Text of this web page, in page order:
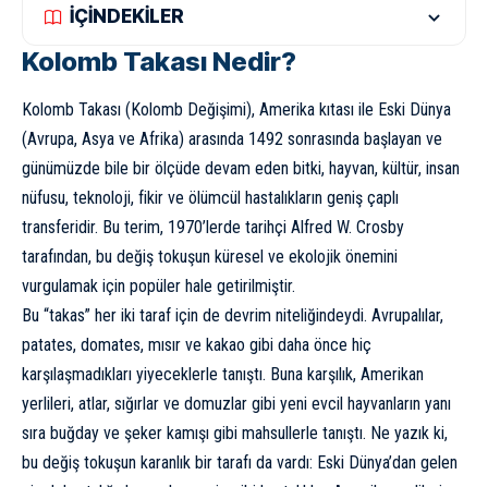
İÇİNDEKİLER
Kolomb Takası Nedir?
Kolomb Takası (Kolomb Değişimi), Amerika kıtası ile Eski Dünya
(Avrupa, Asya ve Afrika) arasında 1492 sonrasında başlayan ve
günümüzde bile bir ölçüde devam eden bitki, hayvan, kültür, insan
nüfusu, teknoloji, fikir ve ölümcül hastalıkların geniş çaplı
transferidir. Bu terim, 1970’lerde tarihçi Alfred W. Crosby
tarafından, bu değiş tokuşun küresel ve ekolojik önemini
vurgulamak için popüler hale getirilmiştir.
Bu “takas” her iki taraf için de devrim niteliğindeydi. Avrupalılar,
patates, domates, mısır ve kakao gibi daha önce hiç
karşılaşmadıkları yiyeceklerle tanıştı. Buna karşılık, Amerikan
yerlileri, atlar, sığırlar ve domuzlar gibi yeni evcil hayvanların yanı
sıra buğday ve şeker kamışı gibi mahsullerle tanıştı. Ne yazık ki,
bu değiş tokuşun karanlık bir tarafı da vardı: Eski Dünya’dan gelen